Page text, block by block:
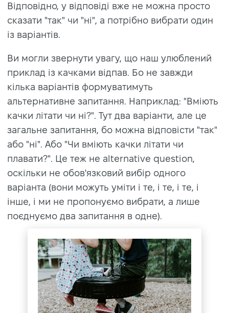
Відповідно, у відповіді вже не можна просто
сказати "так" чи "ні", а потрібно вибрати один
із варіантів.
Ви могли звернути увагу, що наш улюблений
приклад із качками відпав. Бо не завжди
кілька варіантів формуватимуть
альтернативне запитання. Наприклад: "Вміють
качки літати чи ні?". Тут два варіанти, але це
загальне запитання, бо можна відповісти "так"
або "ні". Або "Чи вміють качки літати чи
плавати?". Це теж не alternative question,
оскільки не обов'язковий вибір одного
варіанта (вони можуть уміти і те, і те, і те, і
інше, і ми не пропонуємо вибрати, а лише
поєднуємо два запитання в одне).